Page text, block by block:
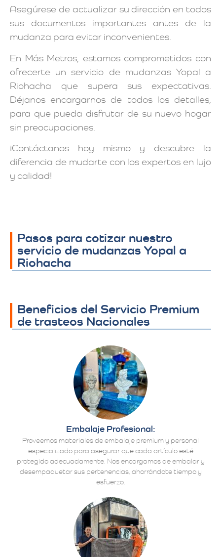
Asegúrese de actualizar su dirección en todos
sus documentos importantes antes de la
mudanza para evitar inconvenientes.
En Más Metros, estamos comprometidos con
ofrecerte un servicio de mudanzas Yopal a
Riohacha que supera sus expectativas.
Déjanos encargarnos de todos los detalles,
para que pueda disfrutar de su nuevo hogar
sin preocupaciones.
¡Contáctanos hoy mismo y descubre la
diferencia de mudarte con los expertos en lujo
y calidad!
Pasos para cotizar nuestro
servicio de mudanzas Yopal a
Riohacha
Beneficios del Servicio Premium
de trasteos Nacionales
Embalaje Profesional:
Proveemos materiales de embalaje premium y personal
especializado para asegurar que cada artículo esté
protegido adecuadamente. Nos encargamos de embalar y
desempaquetar sus pertenencias, ahorrándote tiempo y
esfuerzo.